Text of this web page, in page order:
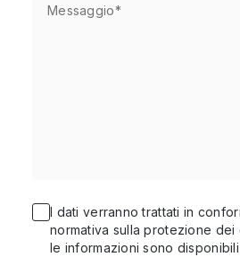
I dati verranno trattati in
normativa sulla protezione dei
le informazioni sono